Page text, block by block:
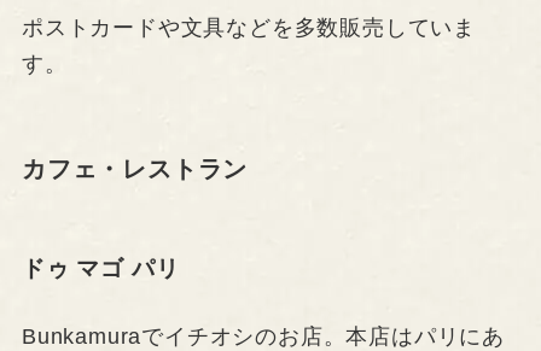
ポストカードや文具などを多数販売していま
す。
カフェ・レストラン
ドゥ マゴ パリ
Bunkamuraでイチオシのお店。本店はパリにあ